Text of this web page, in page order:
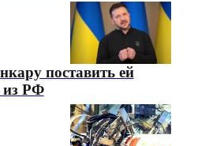
поставить ей
из РФ